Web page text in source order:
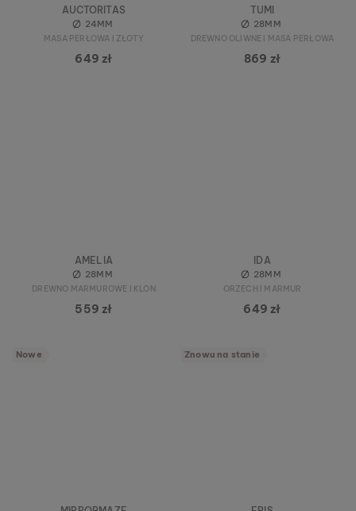
AUCTORITAS
24MM
MASA PERŁOWA I ZŁOTY
649 zł
TUMI
28MM
DREWNO OLIWNE I MASA PERŁOWA
869 zł
AMELIA
28MM
DREWNO MARMUROWE I KLON
559 zł
IDA
28MM
ORZECH I MARMUR
649 zł
Nowe Znowu na stanie